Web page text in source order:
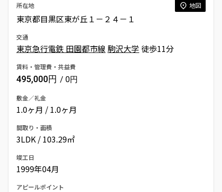
所在地 地図
東京都目黒区東が丘１－２４－１
交通
東京急行電鉄 田園都市線 駒沢大学 徒歩11分
賃料・管理費・共益費
495,000円 / 0円
敷金／礼金
1.0ヶ月 / 1.0ヶ月
間取り・面積
3LDK / 103.29㎡
竣工日
1999年04月
アピールポイント